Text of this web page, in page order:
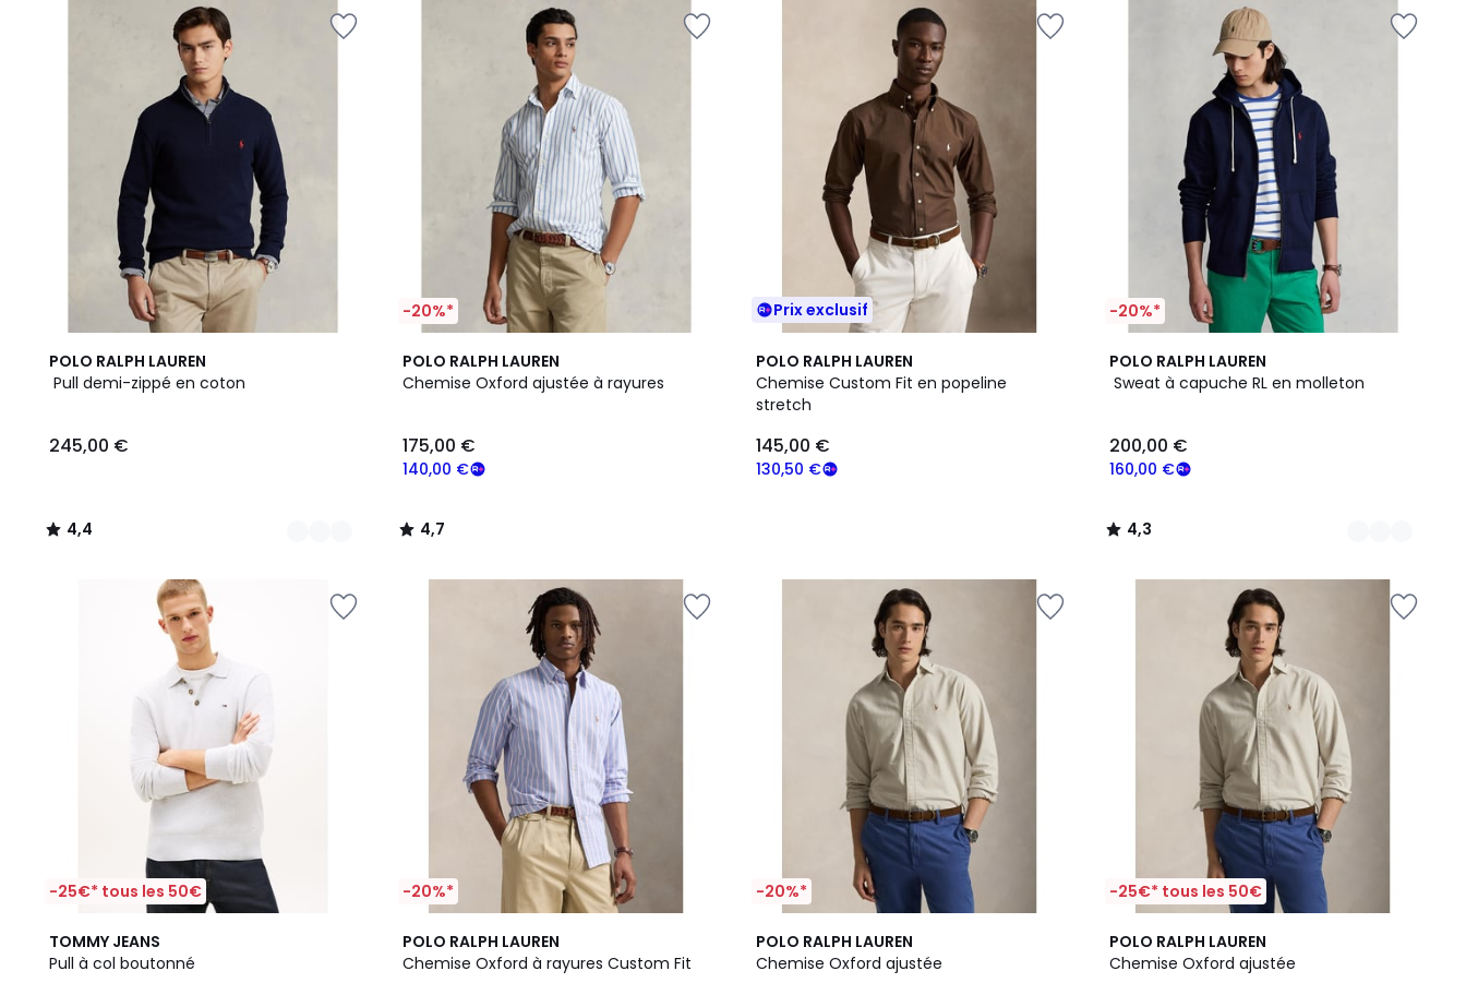
POLO RALPH LAUREN
Pull demi-zippé en coton
245,00 €
4,4
/ 5
4
Couleurs
4,4
/
-20%*
POLO RALPH LAUREN
Chemise Oxford ajustée à rayures
140,00 €
175,00 €
4,7
/ 5
4,7
/
Prix exclusif
POLO RALPH LAUREN
Chemise Custom Fit en popeline
stretch
130,50 €
145,00 €
-20%*
POLO RALPH LAUREN
Sweat à capuche RL en molleton
160,00 €
200,00 €
4,3
/ 5
3
Couleurs
4,3
/
-25€* tous les 50€
TOMMY JEANS
Pull à col boutonné
5
/
2
Couleurs
-20%*
POLO RALPH LAUREN
Chemise Oxford à rayures Custom Fit
5
/
2
Couleurs
-20%*
POLO RALPH LAUREN
Chemise Oxford ajustée
1
/
4
Couleurs
-25€* tous les 50€
POLO RALPH LAUREN
Chemise Oxford ajustée
1
/
2
Couleurs